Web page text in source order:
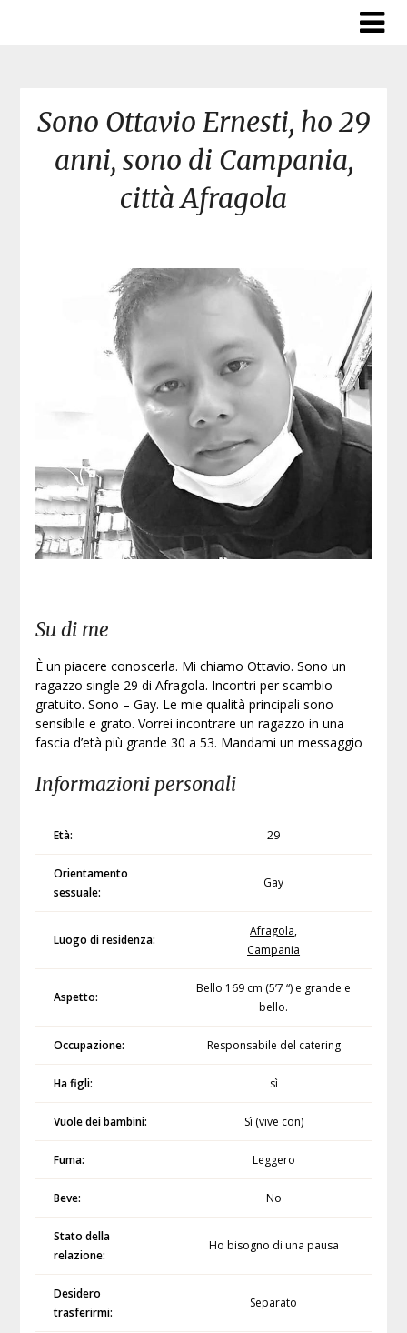
Sono Ottavio Ernesti, ho 29
anni, sono di Campania,
città Afragola
Su di me
È un piacere conoscerla. Mi chiamo Ottavio. Sono un
ragazzo single 29 di Afragola. Incontri per scambio
gratuito. Sono – Gay. Le mie qualità principali sono
sensibile e grato. Vorrei incontrare un ragazzo in una
fascia d’età più grande 30 a 53. Mandami un messaggio
Informazioni personali
Età: 29
Orientamento
sessuale:
Gay
Luogo di residenza:
Afragola,
Campania
Aspetto:
Bello 169 cm (5’7 “) e grande e
bello.
Occupazione: Responsabile del catering
Ha figli: sì
Vuole dei bambini: Sì (vive con)
Fuma: Leggero
Beve: No
Stato della
relazione:
Ho bisogno di una pausa
Desidero
trasferirmi:
Separato